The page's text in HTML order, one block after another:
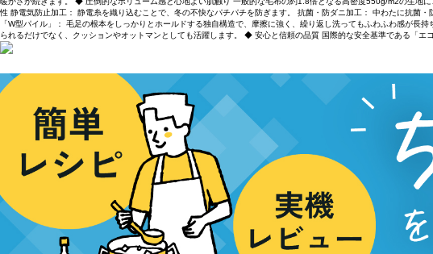
性 静電気防止加工： 静電糸を織り込むことで、冬の不快なパチパチを防ぎます。 抗菌・防ダニ加工： 中わたに抗菌
「W型パイル」： 毛足の根本をしっかりとホールドする独自構造で、摩擦に強く、繰り返し洗ってもふわふわ感が
られるだけでなく、クッションやオットマンとしても活躍します。 ◆ 安心と信頼の品質 国際的な安全基準である「